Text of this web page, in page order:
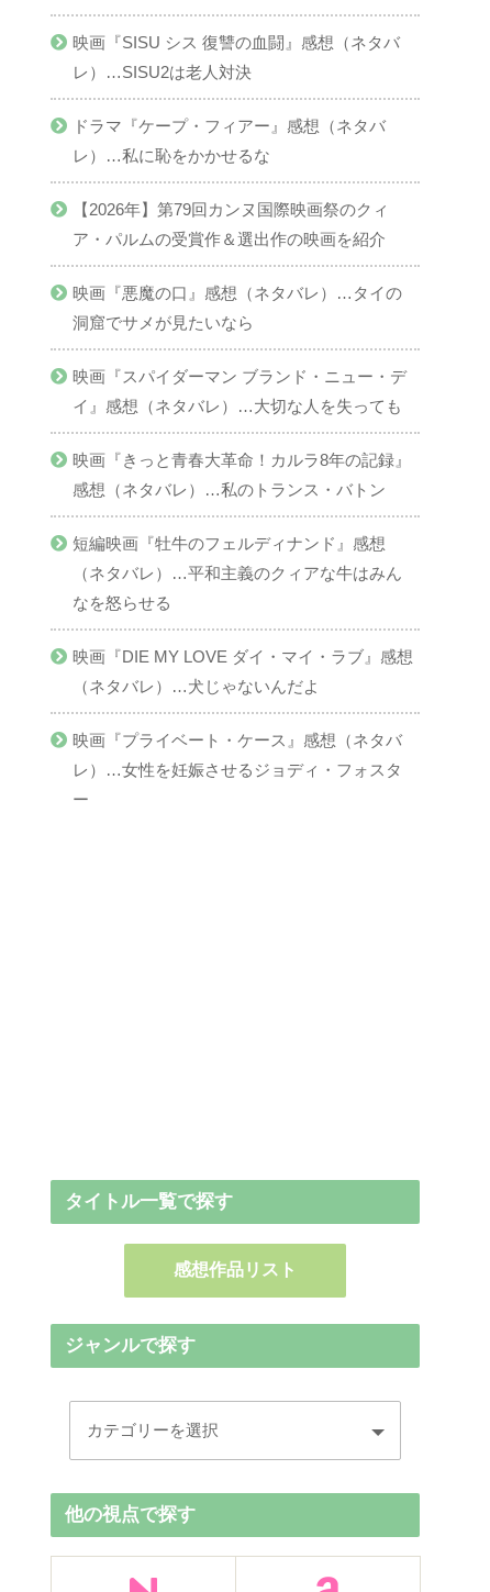
映画『SISU シス 復讐の血闘』感想（ネタバ
レ）…SISU2は老人対決
ドラマ『ケープ・フィアー』感想（ネタバ
レ）…私に恥をかかせるな
【2026年】第79回カンヌ国際映画祭のクィ
ア・パルムの受賞作＆選出作の映画を紹介
映画『悪魔の口』感想（ネタバレ）…タイの
洞窟でサメが見たいなら
映画『スパイダーマン ブランド・ニュー・デ
イ』感想（ネタバレ）…大切な人を失っても
映画『きっと青春大革命！カルラ8年の記録』
感想（ネタバレ）…私のトランス・バトン
短編映画『牡牛のフェルディナンド』感想
（ネタバレ）…平和主義のクィアな牛はみん
なを怒らせる
映画『DIE MY LOVE ダイ・マイ・ラブ』感想
（ネタバレ）…犬じゃないんだよ
映画『プライベート・ケース』感想（ネタバ
レ）…女性を妊娠させるジョディ・フォスタ
ー
タイトル一覧で探す
感想作品リスト
ジャンルで探す
他の視点で探す